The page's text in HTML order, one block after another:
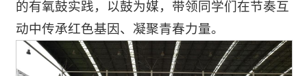
的有氧鼓实践，以鼓为媒，带领同学们在节奏互
动中传承红色基因、凝聚青春力量。